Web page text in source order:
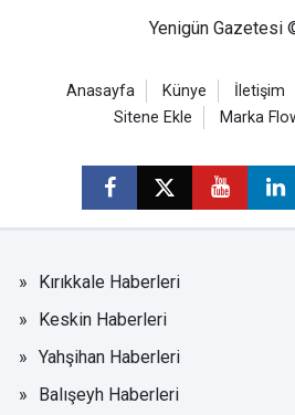
Yenigün Gazetesi
Anasayfa Künye İletişim
Sitene Ekle
Marka
Kırıkkale Haberleri
Keskin Haberleri
Yahşihan Haberleri
Balışeyh Haberleri